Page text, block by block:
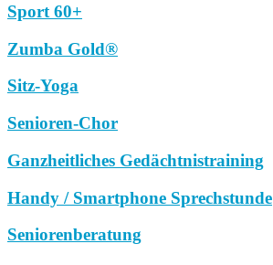
Sport 60+
Zumba Gold®
Sitz-Yoga
Senioren-Chor
Ganzheitliches Gedächtnistraining
Handy / Smartphone Sprechstunde
Seniorenberatung